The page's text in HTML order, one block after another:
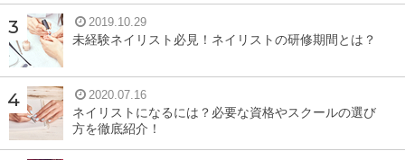
2019.10.29
未経験ネイリスト必見！ネイリストの研修期間とは？
2020.07.16
ネイリストになるには？必要な資格やスクールの選び
方を徹底紹介！